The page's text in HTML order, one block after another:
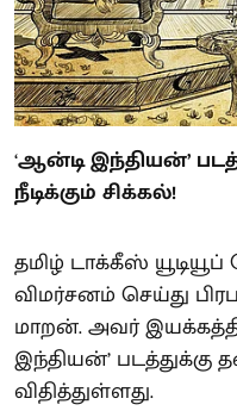
‘ஆன்டி இந்தியன்’
நீடிக்கும் சிக்கல்!
தமிழ் டாக்கீஸ்
விமர்சனம் செய்து
மாறன். அவர்
இந்தியன்’ படத்துக்கு
விதித்துள்ளது.